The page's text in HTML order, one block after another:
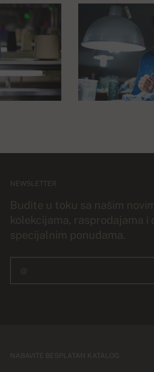
NEWSLETTER
Budite u toku sa našim
kolekcijama, rasprodajama i
specijalnim ponudama.
NABAVITE BESPLATAN KATALOG